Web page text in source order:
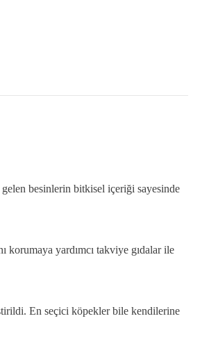
besinlerin bitkisel içeriği sayesinde
korumaya yardımcı takviye gıdalar ile
En seçici köpekler bile kendilerine